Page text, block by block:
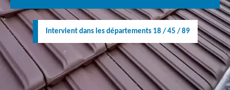
Intervient dans les départements 18 / 45 / 89